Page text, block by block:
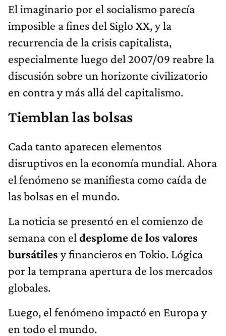
El imaginario por el socialismo parecía
imposible a fines del Siglo XX, y la
recurrencia de la crisis capitalista,
especialmente luego del 2007/09 reabre la
discusión sobre un horizonte civilizatorio
en contra y más allá del capitalismo.
Tiemblan las bolsas
Cada tanto aparecen elementos
disruptivos en la economía mundial. Ahora
el fenómeno se manifiesta como caída de
las bolsas en el mundo.
La noticia se presentó en el comienzo de
semana con el desplome de los valores
bursátiles y financieros en Tokio. Lógica
por la temprana apertura de los mercados
globales.
Luego, el fenómeno impactó en Europa y
en todo el mundo.